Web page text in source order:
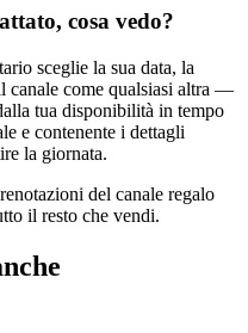
cosa vedo?
sceglie la sua data, la
canale come qualsiasi altra —
tua disponibilità in tempo
e contenente i dettagli
la giornata.
del canale regalo
il resto che vendi.